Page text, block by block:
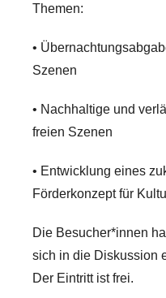
Themen:
•
Szenen
• Nachhaltige und
freien Szenen
• Entwicklung eines
Förderkonzept für
Die Besucher*innen
sich in die Diskussion
Der Eintritt ist frei.